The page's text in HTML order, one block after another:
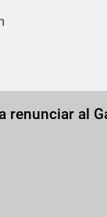
renunciar al